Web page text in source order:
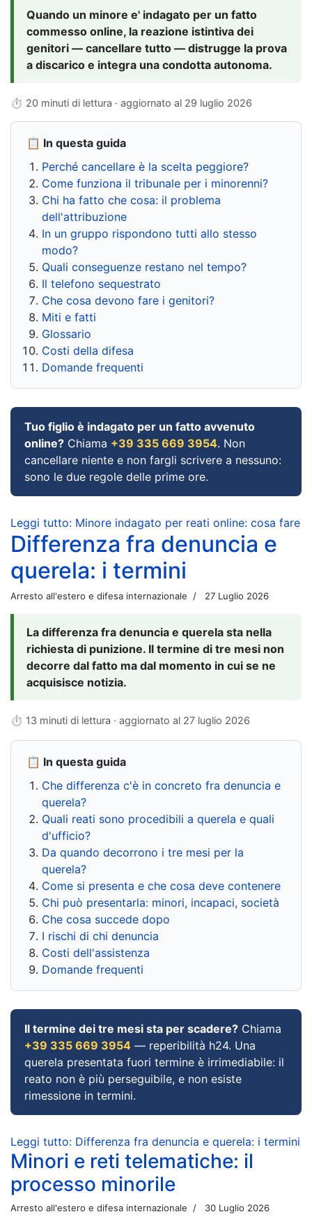
Quando un minore e' indagato per un fatto
commesso online, la reazione istintiva dei
genitori — cancellare tutto — distrugge la prova
a discarico e integra una condotta autonoma.
⏱ 20 minuti di lettura · aggiornato al 29 luglio 2026
📋 In questa guida
Perché cancellare è la scelta peggiore?
Come funziona il tribunale per i minorenni?
Chi ha fatto che cosa: il problema
dell'attribuzione
In un gruppo rispondono tutti allo stesso
modo?
Quali conseguenze restano nel tempo?
Il telefono sequestrato
Che cosa devono fare i genitori?
Miti e fatti
Glossario
Costi della difesa
Domande frequenti
Tuo figlio è indagato per un fatto avvenuto
online? Chiama +39 335 669 3954. Non
cancellare niente e non fargli scrivere a nessuno:
sono le due regole delle prime ore.
Leggi tutto: Minore indagato per reati online: cosa fare
Differenza fra denuncia e
querela: i termini
Arresto all'estero e difesa internazionale 27 Luglio 2026
La differenza fra denuncia e querela sta nella
richiesta di punizione. Il termine di tre mesi non
decorre dal fatto ma dal momento in cui se ne
acquisisce notizia.
⏱ 13 minuti di lettura · aggiornato al 27 luglio 2026
📋 In questa guida
Che differenza c'è in concreto fra denuncia e
querela?
Quali reati sono procedibili a querela e quali
d'ufficio?
Da quando decorrono i tre mesi per la
querela?
Come si presenta e che cosa deve contenere
Chi può presentarla: minori, incapaci, società
Che cosa succede dopo
I rischi di chi denuncia
Costi dell'assistenza
Domande frequenti
Il termine dei tre mesi sta per scadere? Chiama
+39 335 669 3954 — reperibilità h24. Una
querela presentata fuori termine è irrimediabile: il
reato non è più perseguibile, e non esiste
rimessione in termini.
Leggi tutto: Differenza fra denuncia e querela: i termini
Minori e reti telematiche: il
processo minorile
Arresto all'estero e difesa internazionale 30 Luglio 2026